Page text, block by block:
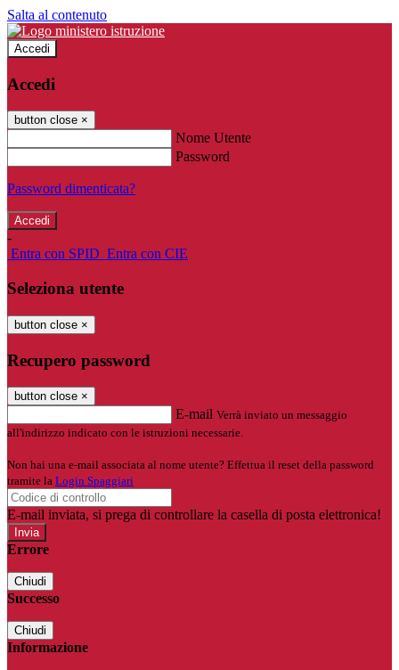
Salta al contenuto
Accedi
Accedi
button close ×
Nome Utente
Password
Password dimenticata?
-
Entra con SPID Entra con CIE
Seleziona utente
button close ×
Recupero password
button close ×
E-mail Verrà inviato un messaggio
all'indirizzo indicato con le istruzioni necessarie.
Non hai una e-mail associata al nome utente? Effettua il reset della password
tramite la Login Spaggiari
E-mail inviata, si prega di controllare la casella di posta elettronica!
Errore
Chiudi
Successo
Chiudi
Informazione